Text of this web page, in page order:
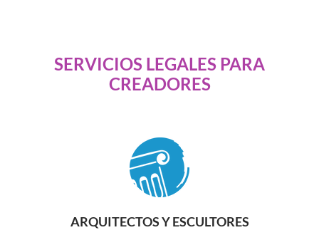
SERVICIOS LEGALES PARA
CREADORES
ARQUITECTOS Y ESCULTORES